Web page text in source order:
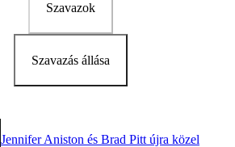
Szavazok
Szavazás állása
Jennifer Aniston és Brad Pitt újra közel